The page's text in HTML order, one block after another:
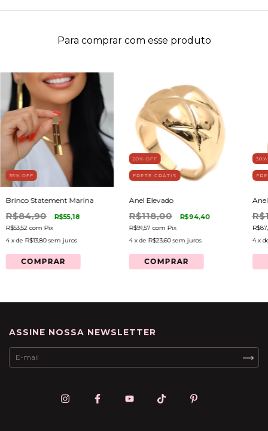
Para comprar com esse produto
35% OFF
Brinco Statement Marina
R$84,90 R$55,18
R$53,52com Pix
4 x de R$13,80 sem juros
COMPRAR
20% OFF
FRETE GRÁTIS
Anel Elevado
R$118,00 R$94,40
R$91,57com Pix
4 x de R$23,60 sem juros
COMPRAR
30
4 x
ASSINE NOSSA NEWSLETTER